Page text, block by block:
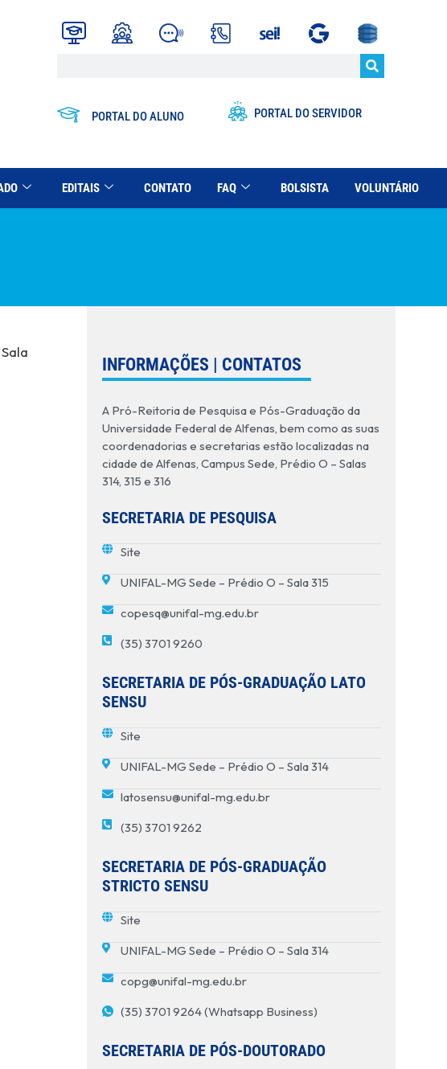
PORTAL DO ALUNO PORTAL DO SERVIDOR
EDITAIS CONTATO FAQ BOLSISTA VOLUNTÁRIO
INFORMAÇÕES | CONTATOS
A Pró-Reitoria de Pesquisa e Pós-Graduação da
Universidade Federal de Alfenas, bem como as suas
coordenadorias e secretarias estão localizadas na
cidade de Alfenas, Campus Sede, Prédio O – Salas
314, 315 e 316
SECRETARIA DE PESQUISA
Site
UNIFAL-MG Sede – Prédio O – Sala 315
copesq@unifal-mg.edu.br
(35) 3701 9260
SECRETARIA DE PÓS-GRADUAÇÃO LATO
SENSU
Site
UNIFAL-MG Sede – Prédio O – Sala 314
latosensu@unifal-mg.edu.br
(35) 3701 9262
SECRETARIA DE PÓS-GRADUAÇÃO
STRICTO SENSU
Site
UNIFAL-MG Sede – Prédio O – Sala 314
copg@unifal-mg.edu.br
(35) 3701 9264 (Whatsapp Business)
SECRETARIA DE PÓS-DOUTORADO